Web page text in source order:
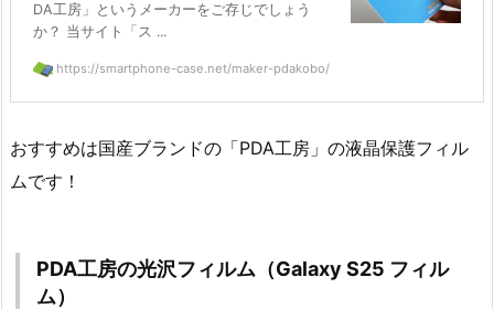
DA工房」というメーカーをご存じでしょう
か？ 当サイト「ス ...
https://smartphone-case.net/maker-pdakobo/
おすすめは国産ブランドの「PDA工房」の液晶保護フィル
ムです！
PDA工房の光沢フィルム（Galaxy S25 フィル
ム）